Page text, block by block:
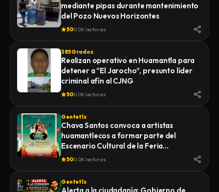
LA FISCALÍA GENERAL DE JUSTICIA DEL
ESTADO (FGJE) INICIÓ UNA CARPETA DE
INVESTIGACIÓN POR EL DELITO DE
HOMICIDIO CALIFICADO EN CONTRA DE
QUIEN O QUIENES RESULTEN
RESPONSABLES
mediante pipas durante mantenimiento
del Pozo Nuevos Horizontes
500.0K lecturas
385 Grados
Realizan operativo en Huamantla para
detener a “El Jarocho”, presunto líder
criminal afín al CJNG
500.0K lecturas
Gentetlx
Chava Santos convoca a artistas
huamantlecos a formar parte del
Escenario Cultural de la Feria
Internacional del Arte Efímero y la Dalia
500.0K lecturas
Gentetlx